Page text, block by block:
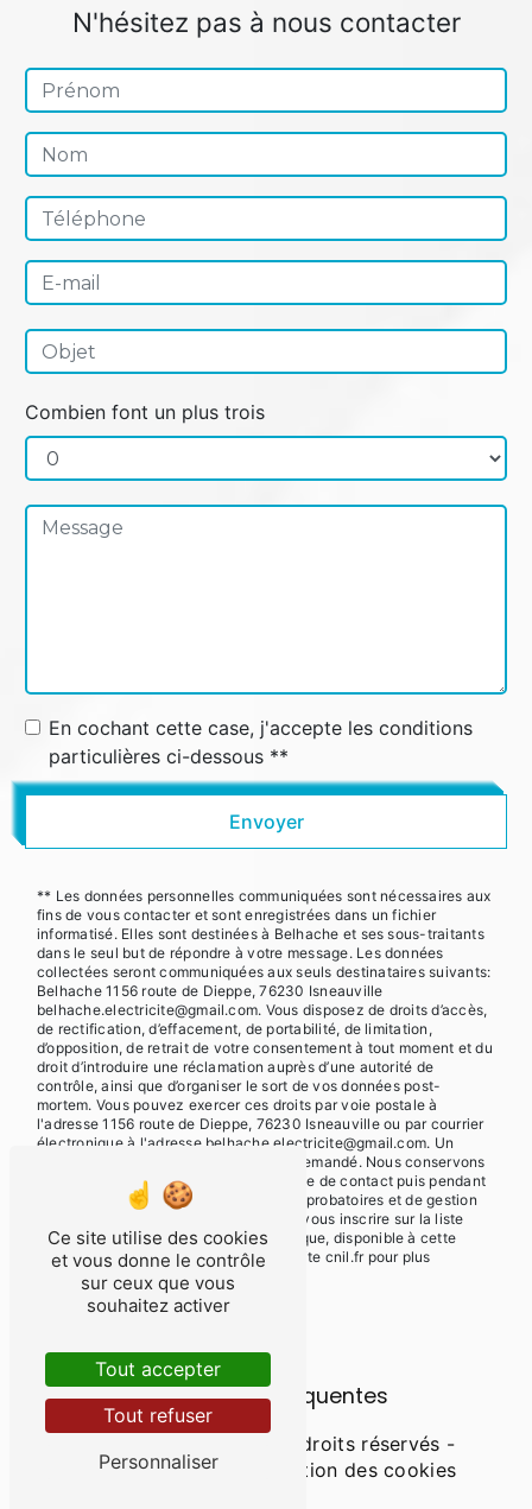
N'hésitez pas à nous contacter
Combien font un plus trois
En cochant cette case, j'accepte les conditions
particulières ci-dessous **
Envoyer
** Les données personnelles communiquées sont nécessaires aux
fins de vous contacter et sont enregistrées dans un fichier
informatisé. Elles sont destinées à Belhache et ses sous-traitants
dans le seul but de répondre à votre message. Les données
collectées seront communiquées aux seuls destinataires suivants:
Belhache 1156 route de Dieppe, 76230 Isneauville
belhache.electricite@gmail.com. Vous disposez de droits d’accès,
de rectification, d’effacement, de portabilité, de limitation,
d’opposition, de retrait de votre consentement à tout moment et du
droit d’introduire une réclamation auprès d’une autorité de
contrôle, ainsi que d’organiser le sort de vos données post-
mortem. Vous pouvez exercer ces droits par voie postale à
l'adresse 1156 route de Dieppe, 76230 Isneauville ou par courrier
électronique à l'adresse belhache.electricite@gmail.com. Un
justificatif d'identité pourra vous être demandé. Nous conservons
vos données pendant la période de prise de contact puis pendant
la durée de prescription légale aux fins probatoires et de gestion
des contentieux. Vous avez le droit de vous inscrire sur la liste
d'opposition au démarchage téléphonique, disponible à cette
adresse: Bloctel.gouv.fr. Consultez le site cnil.fr pour plus
d’informations sur vos droits.
Recherches fréquentes
- 2026 - Tous droits réservés -
Mentions légales
Gestion des cookies
Ce site utilise des cookies
et vous donne le contrôle
sur ceux que vous
souhaitez activer
Tout accepter
Tout refuser
Personnaliser